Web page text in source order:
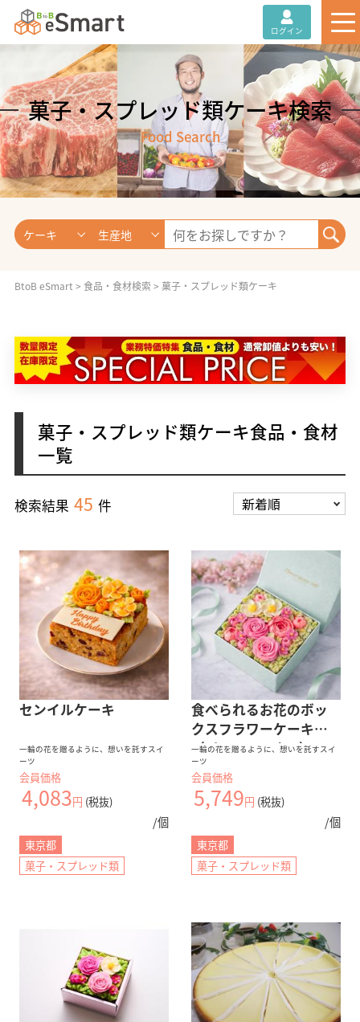
ログイン
菓子・スプレッド類ケーキ検索
Food Search
ケーキ 生産地
BtoB eSmart > 食品・食材検索 > 菓子・スプレッド類ケーキ
菓子・スプレッド類ケーキ食品・食材
一覧
検索結果 45 件
センイルケーキ
一輪の花を贈るように、想いを託すスイ
ーツ
会員価格
4,083円 (税抜)
/個
東京都
菓子・スプレッド類
食べられるお花のボッ
クスフラワーケーキ
（Bloom Garden）
一輪の花を贈るように、想いを託すスイ
ーツ
会員価格
5,749円 (税抜)
/個
東京都
菓子・スプレッド類